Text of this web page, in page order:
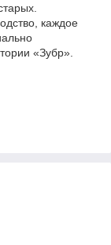
каждое
«Зубр».